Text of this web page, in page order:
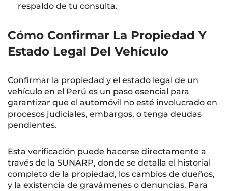
respaldo de tu consulta.
Cómo Confirmar La Propiedad Y
Estado Legal Del Vehículo
Confirmar la propiedad y el estado legal de un
vehículo en el Perú es un paso esencial para
garantizar que el automóvil no esté involucrado en
procesos judiciales, embargos, o tenga deudas
pendientes.
Esta verificación puede hacerse directamente a
través de la SUNARP, donde se detalla el historial
completo de la propiedad, los cambios de dueños,
y la existencia de gravámenes o denuncias. Para